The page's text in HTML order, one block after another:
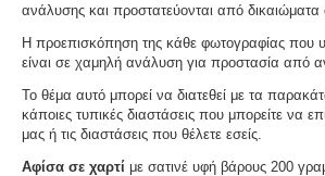
ανάλυσης και προστατεύονται από δικαιώματα
Η προεπισκόπηση της κάθε φωτογραφίας που
είναι σε χαμηλή ανάλυση για προστασία από
Το θέμα αυτό μπορεί να διατεθεί με τα
κάποιες τυπικές διαστάσεις που μπορείτε να
μας ή τις διαστάσεις που θέλετε εσείς.
Αφίσα σε χαρτί με σατινέ υφή βάρους 200